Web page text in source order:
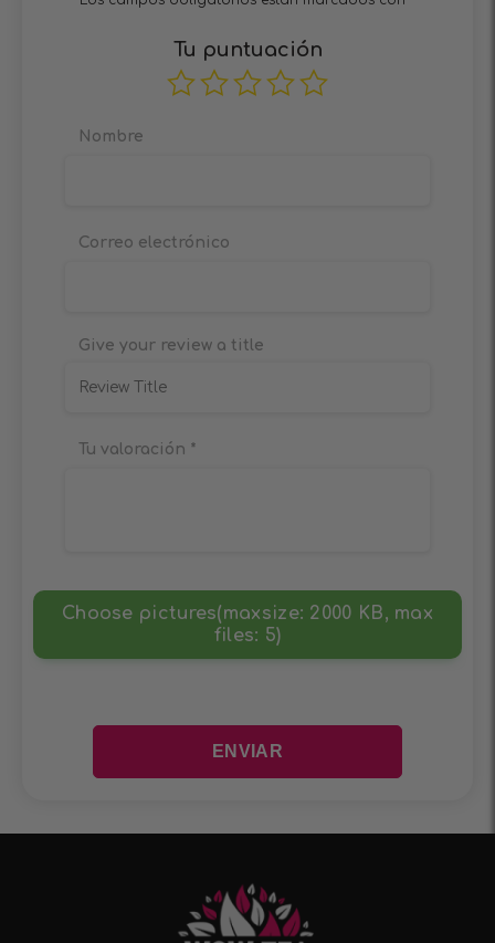
Give your review a title
Tu puntuación
Tu valoración *
Choose pictures(maxsize: 2000 KB, max
files: 5)
Nombre
Correo electrónico